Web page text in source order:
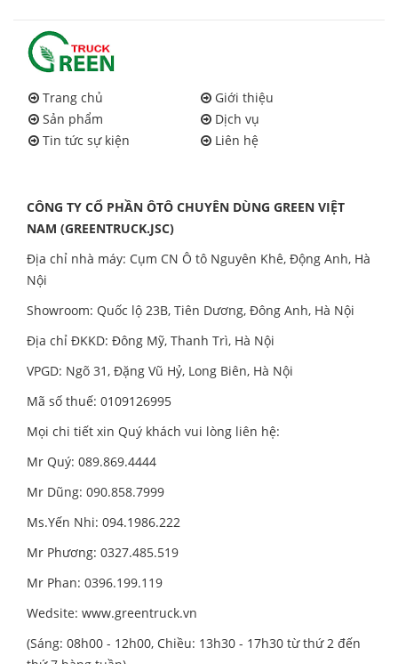
Trang chủ
Giới thiệu
Sản phẩm
Dịch vụ
Tin tức sự kiện
Liên hệ
CÔNG TY CỔ PHẦN ÔTÔ CHUYÊN DÙNG GREEN VIỆT
NAM (GREENTRUCK.JSC)
Địa chỉ nhà máy: Cụm CN Ô tô Nguyên Khê, Động Anh, Hà
Nội
Showroom: Quốc lộ 23B, Tiên Dương, Đông Anh, Hà Nội
Địa chỉ ĐKKD: Đông Mỹ, Thanh Trì, Hà Nội
VPGD: Ngõ 31, Đặng Vũ Hỷ, Long Biên, Hà Nội
Mã số thuế: 0109126995
Mọi chi tiết xin Quý khách vui lòng liên hệ:
Mr Quý: 089.869.4444
Mr Dũng: 090.858.7999
Ms.Yến Nhi: 094.1986.222
Mr Phương: 0327.485.519
Mr Phan: 0396.199.119
Wedsite: www.greentruck.vn
(Sáng: 08h00 - 12h00, Chiều: 13h30 - 17h30 từ thứ 2 đến